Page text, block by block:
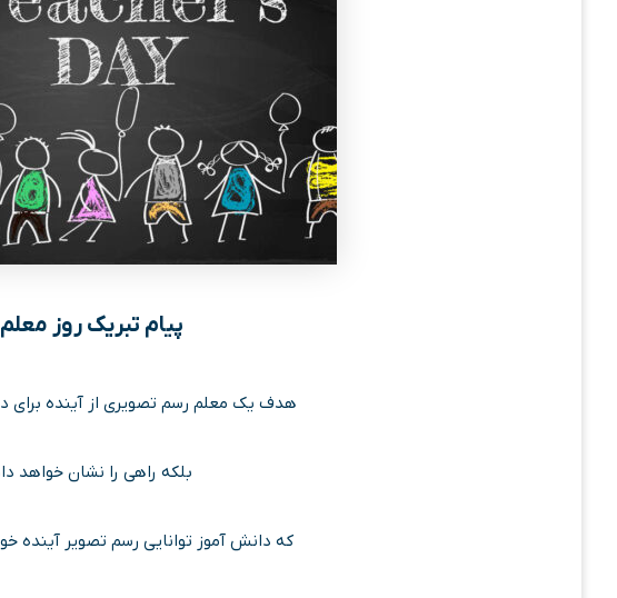
پیام تبریک روز معلم
هدف یک معلم رسم تصویری از آینده برای
بلکه راهی را نشان خواهد
که دانش آموز توانایی رسم تصویر آینده